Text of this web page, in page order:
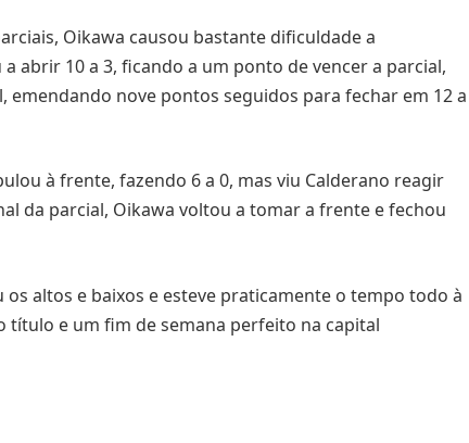
Oikawa causou bastante dificuldade a
abrir 10 a 3, ficando a um ponto de vencer a parcial,
emendando nove pontos seguidos para fechar em 12 a
à frente, fazendo 6 a 0, mas viu Calderano reagir
da parcial, Oikawa voltou a tomar a frente e fechou
altos e baixos e esteve praticamente o tempo todo à
e um fim de semana perfeito na capital